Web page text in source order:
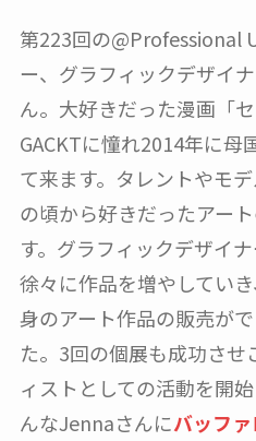
第223回の@Professional
ー、グラフィックデザイ
ん。大好きだった漫画「
GACKTに憧れ2014年に母
て来ます。タレントやモ
の頃から好きだったアー
す。グラフィックデザイ
徐々に作品を増やしてい
身のアート作品の販売が
た。3回の個展も成功さ
ィストとしての活動を開
んなJennaさんにバッフ